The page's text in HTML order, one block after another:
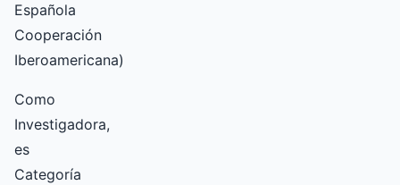
Española
Cooperación
Iberoamericana)
Como
Investigadora,
es
Categoría